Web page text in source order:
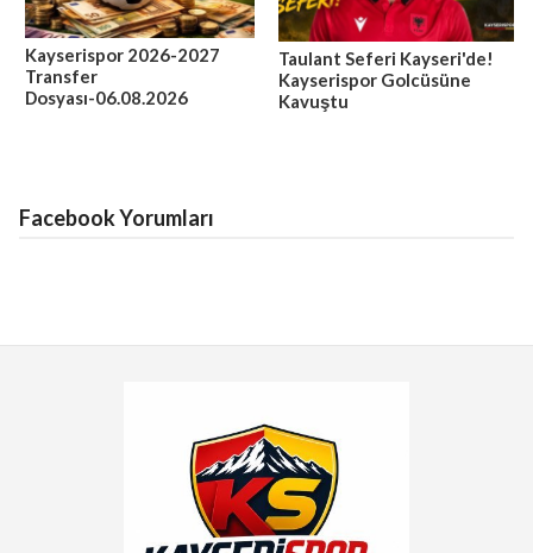
Kayserispor 2026-2027
Transfer
Dosyası-06.08.2026
Taulant Seferi Kayseri'de!
Kayserispor Golcüsüne
Kavuştu
Facebook Yorumları